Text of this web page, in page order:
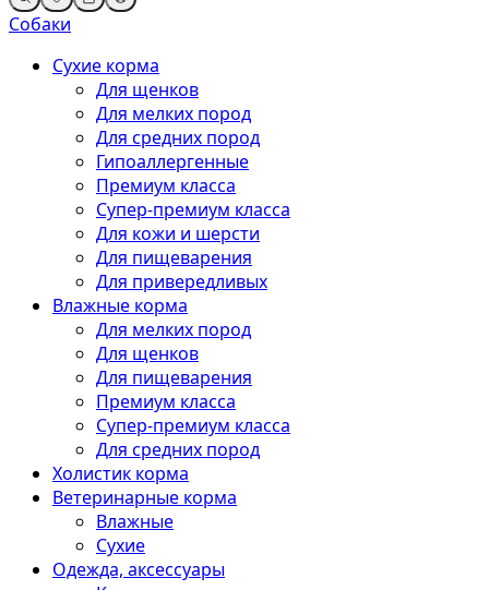
Собаки
Сухие корма
Для щенков
Для мелких пород
Для средних пород
Гипоаллергенные
Премиум класса
Супер-премиум класса
Для кожи и шерсти
Для пищеварения
Для привередливых
Влажные корма
Для мелких пород
Для щенков
Для пищеварения
Премиум класса
Супер-премиум класса
Для средних пород
Холистик корма
Ветеринарные корма
Влажные
Сухие
Одежда, аксессуары